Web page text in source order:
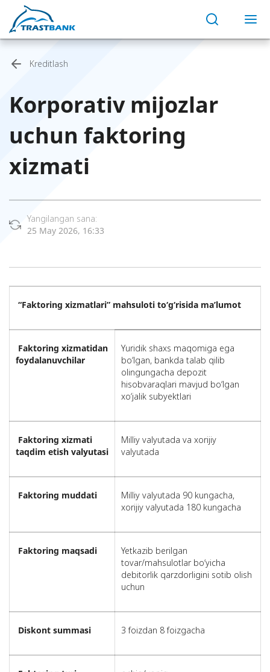
Kreditlash
Korporativ mijozlar
uchun faktoring
xizmati
Yangilangan sana:
25 May 2026, 16:33
“Faktoring xizmatlari” mahsuloti to‘g‘risida ma’lumot
Faktoring xizmatidan
foydalanuvchilar
Yuridik shaxs maqomiga ega
bo‘lgan, bankda talab qilib
olingungacha depozit
hisobvaraqlari mavjud bo‘lgan
xo‘jalik subyektlari
Faktoring xizmati
taqdim etish valyutasi
Milliy valyutada va xorijiy
valyutada
Faktoring muddati
Milliy valyutada 90 kungacha,
xorijiy valyutada 180 kungacha
Faktoring maqsadi
Yetkazib berilgan
tovar/mahsulotlar bo‘yicha
debitorlik qarzdorligini sotib olish
uchun
Diskont summasi 3 foizdan 8 foizgacha